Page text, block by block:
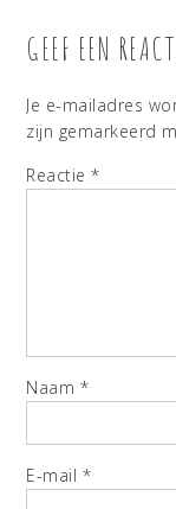
GEEF EEN
Je e-mailadres
zijn gemarkeerd
Reactie*
Naam *
E-mail *